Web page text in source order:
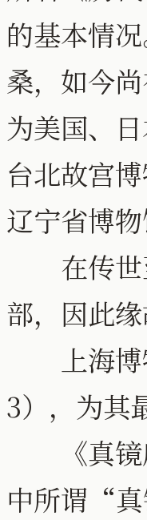
的基本情
桑，如今
为美国、
台北故宫
辽宁省博
在传世
部，因此
上海博
3），为其
《真镜
中所谓“